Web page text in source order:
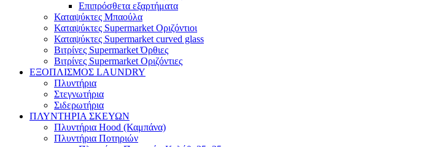
Επιπρόσθετα εξαρτήματα
Καταψύκτες Μπαούλα
Καταψύκτες Supermarket Οριζόντιοι
Καταψύκτες Supermarket curved glass
Βιτρίνες Supermarket Όρθιες
Βιτρίνες Supermarket Οριζόντιες
ΕΞΟΠΛΙΣΜΟΣ LAUNDRY
Πλυντήρια
Στεγνωτήρια
Σιδερωτήρια
ΠΛΥΝΤΗΡΙΑ ΣΚΕΥΩΝ
Πλυντήρια Hood (Καμπάνα)
Πλυντήρια Ποτηριών